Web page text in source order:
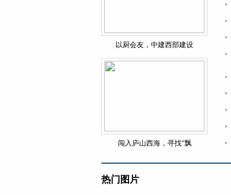
以厨会友，中建西部建设
闯入庐山西海，寻找“飘
热门图片